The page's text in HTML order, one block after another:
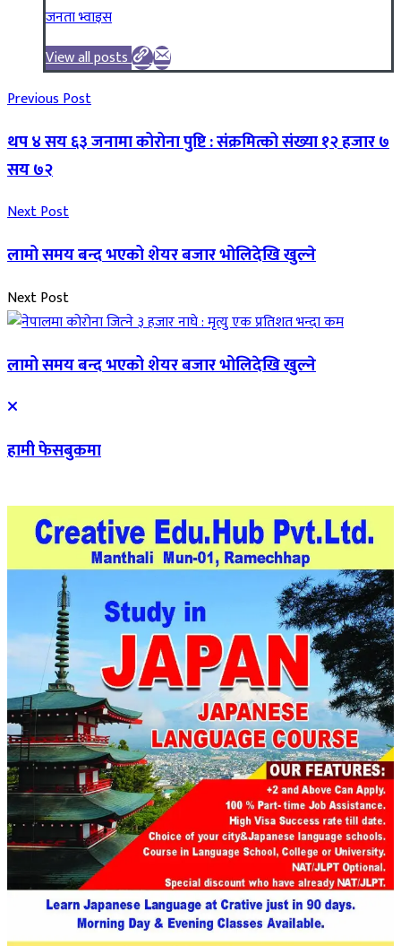
जनता भ्वाइस
View all posts
Previous Post
थप ४ सय ६३ जनामा कोरोना पुष्टि : संक्रमित्को संख्या १२ हजार ७
सय ७२
Next Post
लामो समय बन्द भएको शेयर बजार भोलिदेखि खुल्ने
Next Post
लामो समय बन्द भएको शेयर बजार भोलिदेखि खुल्ने
हामी फेसबुकमा